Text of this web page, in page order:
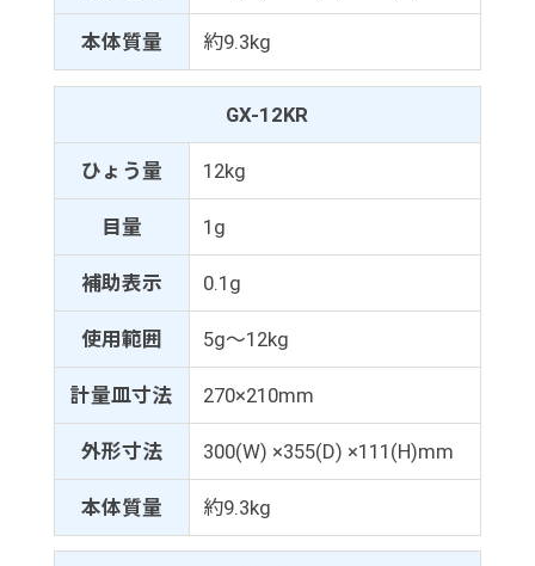
本体質量 約9.3kg
GX-12KR
ひょう量 12kg
目量 1g
補助表示 0.1g
使用範囲 5g～12kg
計量皿寸法 270×210mm
外形寸法 300(W) ×355(D) ×111(H)mm
本体質量 約9.3kg